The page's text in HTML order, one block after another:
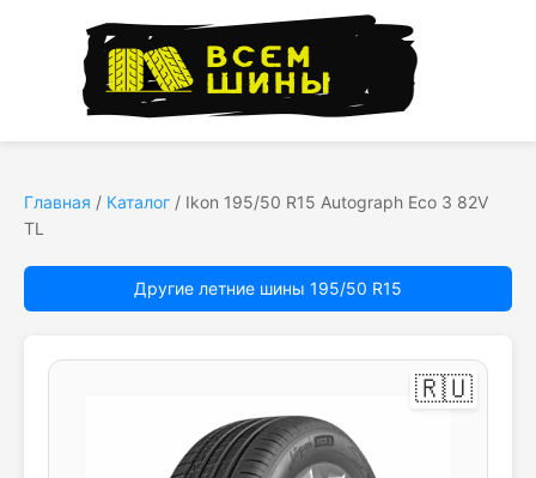
Главная / Каталог / Ikon 195/50 R15 Autograph Eco 3 82V
TL
Другие летние шины 195/50 R15
🇷🇺